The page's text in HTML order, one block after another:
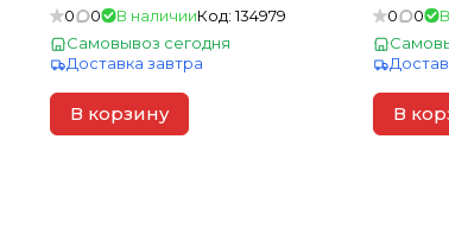
0 0 В наличииКод:134979
Самовывоз сегодня
Доставка завтра
В корзину
0 0
В